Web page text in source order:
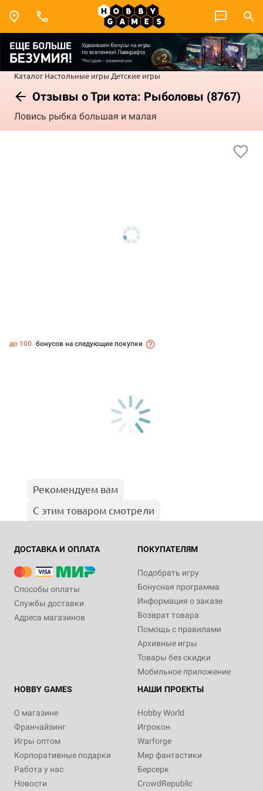
Каталог Настольные игры Детские игры
Отзывы о Три кота: Рыболовы (8767)
Ловись рыбка большая и малая
до 100 бонусов на следующие покупки
Рекомендуем вам
С этим товаром смотрели
ДОСТАВКА И ОПЛАТА
Способы оплаты
Службы доставки
Адреса магазинов
ПОКУПАТЕЛЯМ
Подобрать игру
Бонусная программа
Информация о заказе
Возврат товара
Помощь с правилами
Архивные игры
Товары без скидки
Мобильное приложение
HOBBY GAMES
О магазине
Франчайзинг
Игры оптом
Корпоративные подарки
Работа у нас
Новости
НАШИ ПРОЕКТЫ
Hobby World
Игрокон
Warforge
Мир фантастики
Берсерк
CrowdRepublic